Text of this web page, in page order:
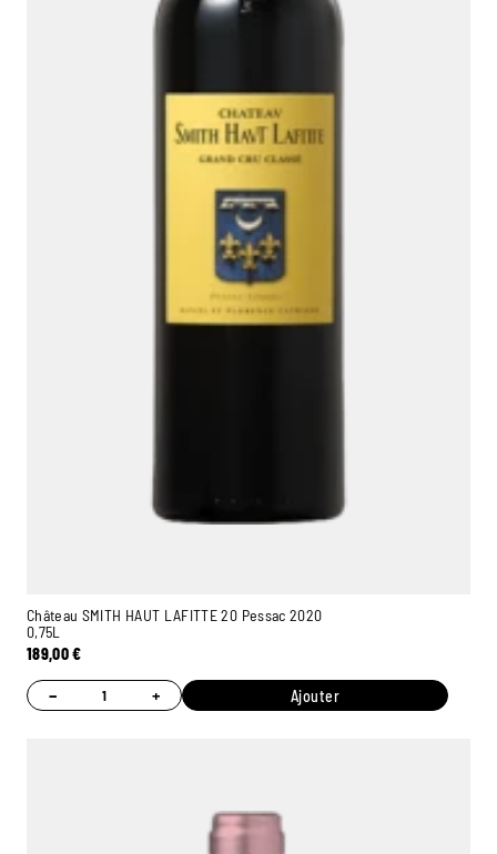
Château SMITH HAUT LAFITTE 20 Pessac 2020
0,75L
189,00€
− + Ajouter